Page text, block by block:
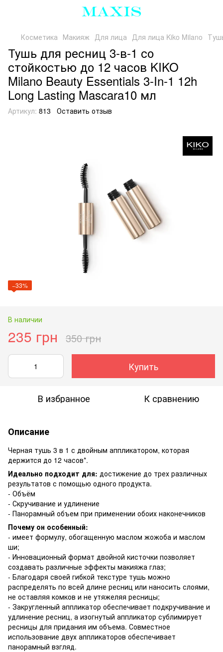
Косметика Макияж Для лица Для лица Kiko Milano
Тушь для ресниц 3-в-1 со
стойкостью до 12 часов KIKO
Milano Beauty Essentials 3-In-1 12h
Long Lasting Mascara10 мл
Артикул: 813 Оставить отзыв
−33%
В наличии
235 грн 350 грн
Купить
В избранное К сравнению
Описание
Черная тушь 3 в 1 с двойным аппликатором, которая
держится до 12 часов*.
Идеально подходит для: достижение до трех различных
результатов с помощью одного продукта.
- Объём
- Скручивание и удлинение
- Панорамный объем при применении обоих наконечников
Почему он особенный:
- имеет формулу, обогащенную маслом жожоба и маслом
ши;
- Инновационный формат двойной кисточки позволяет
создавать различные эффекты макияжа глаз;
- Благодаря своей гибкой текстуре тушь можно
распределять по всей длине ресниц или наносить слоями,
не оставляя комков и не утяжеляя ресницы;
- Закругленный аппликатор обеспечивает подкручивание и
удлинение ресниц, а изогнутый аппликатор сублимирует
ресницы для придания им объема. Совместное
использование двух аппликаторов обеспечивает
панорамный взгляд.